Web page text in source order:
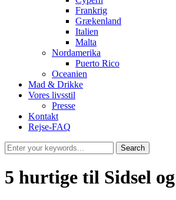
Frankrig
Grækenland
Italien
Malta
Nordamerika
Puerto Rico
Oceanien
Mad & Drikke
Vores livsstil
Presse
Kontakt
Rejse-FAQ
5 hurtige til Sidsel